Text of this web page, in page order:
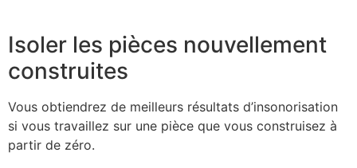
Isoler les pièces nouvellement
construites
Vous obtiendrez de meilleurs résultats d’insonorisation
si vous travaillez sur une pièce que vous construisez à
partir de zéro.